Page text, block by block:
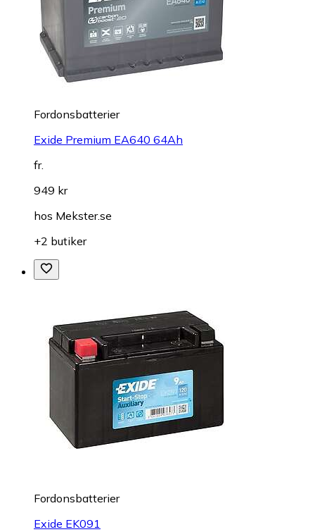
Fordonsbatterier
Exide Premium EA640 64Ah
fr.
949 kr
hos Mekster.se
+2 butiker
Fordonsbatterier
Exide EK091